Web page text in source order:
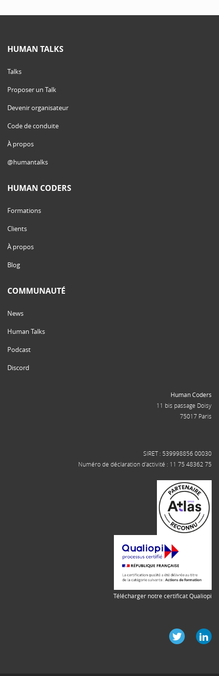
HUMAN TALKS
Talks
Proposer un Talk
Devenir organisateur
Code de conduite
À propos
@humantalks
HUMAN CODERS
Formations
Clients
À propos
Blog
COMMUNAUTÉ
News
Human Talks
Podcast
Discord
Human Coders
11 bis passage Doisy
75017 Paris
SIRET : 539998856 00030
Numéro de déclaration d'activité : 11 75 48362 75
Télécharger notre certificat Qualiopi